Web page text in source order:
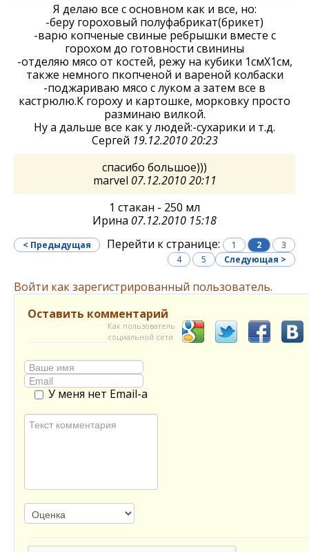
Я делаю все с основном как и все, но:
-беру гороховый полуфабрикат(брикет)
-варю копченые свиные ребрышки вместе с
горохом до готовности свинины
-отделяю мясо от костей, режу на кубики 1смХ1см,
также немного пкопченой и вареной колбаски
-поджариваю мясо с луком а затем все в
кастрюлю.К гороху и картошке, морковку просто
разминаю вилкой.
Ну а дальше все как у людей:-сухарики и т.д.
Сергей 19.12.2010 20:23
спасибо большое)))
marvel 07.12.2010 20:11
1 стакан - 250 мл
Ирина 07.12.2010 15:18
Перейти к странице:
< Предыдущая 1 2
3
4
5 Следующая >
Войти как зарегистрированный пользователь.
Оставить комментарий
Как пользователь
социальной сети
У меня нет Email-а